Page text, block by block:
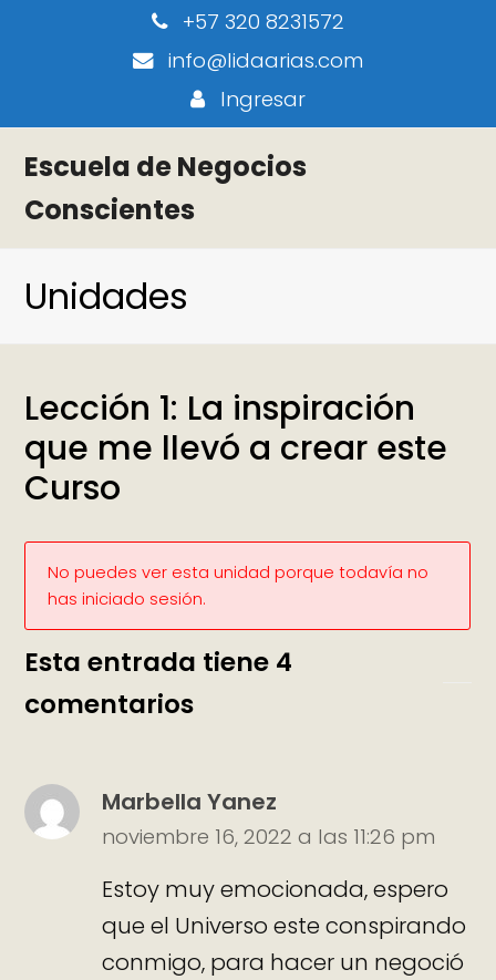
+57 320 8231572
info@lidaarias.com
Ingresar
Escuela de Negocios
Conscientes
Unidades
Lección 1: La inspiración
que me llevó a crear este
Curso
No puedes ver esta unidad porque todavía no
has iniciado sesión.
Esta entrada tiene 4
comentarios
Marbella Yanez
noviembre 16, 2022 a las 11:26 pm
Estoy muy emocionada, espero
que el Universo este conspirando
conmigo, para hacer un negoció